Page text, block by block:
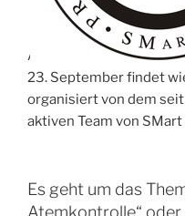
A
23. September findet
organisiert von dem
aktiven Team von SMart
Es geht um das
Atemkontrolle“